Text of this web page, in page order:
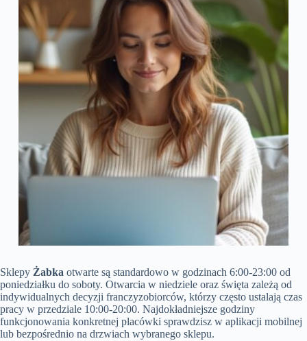
Sklepy Żabka otwarte są standardowo w godzinach 6:00-23:00 od
poniedziałku do soboty. Otwarcia w niedziele oraz święta zależą od
indywidualnych decyzji franczyzobiorców, którzy często ustalają czas
pracy w przedziale 10:00-20:00. Najdokładniejsze godziny
funkcjonowania konkretnej placówki sprawdzisz w aplikacji mobilnej
lub bezpośrednio na drzwiach wybranego sklepu.